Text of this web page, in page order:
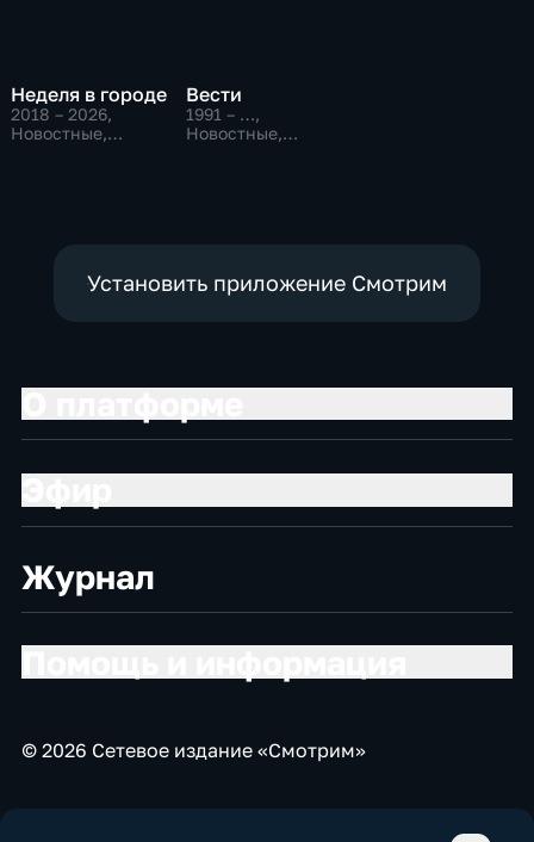
Неделя в городе
2018 – 2026,
Новостные,
Вести
1991 – …,
Новостные,
Установить приложение Смотрим
Журнал
© 2026 Сетевое издание «Смотрим»